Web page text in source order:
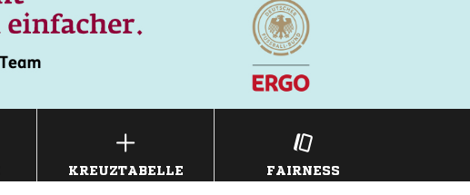
KREUZTABELLE FAIRNESS